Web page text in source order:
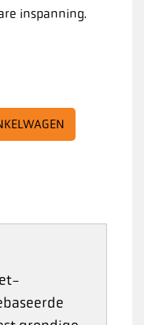
inspanning.